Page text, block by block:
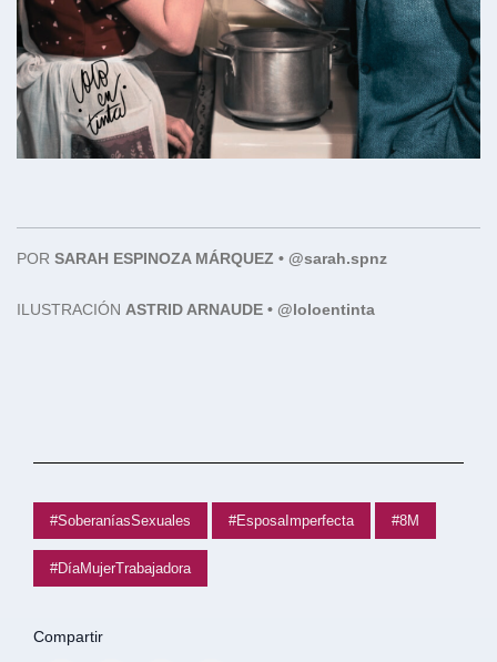
POR SARAH ESPINOZA MÁRQUEZ • @sarah.spnz
ILUSTRACIÓN ASTRID ARNAUDE • @loloentinta
#SoberaníasSexuales #EsposaImperfecta #8M
#DíaMujerTrabajadora
Compartir